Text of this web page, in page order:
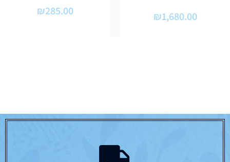
₪1,680.00
₪285.00